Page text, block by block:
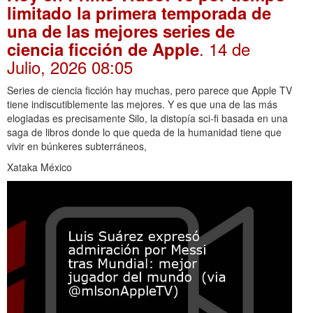
limitado la primera temporada de
una de las mejores series de
ciencia ficción de Apple. 14 de
Julio, 2026 08:05
Series de ciencia ficción hay muchas, pero parece que Apple TV
tiene indiscutiblemente las mejores. Y es que una de las más
elogiadas es precisamente Silo, la distopía sci-fi basada en una
saga de libros donde lo que queda de la humanidad tiene que
vivir en búnkeres subterráneos,
Xataka México